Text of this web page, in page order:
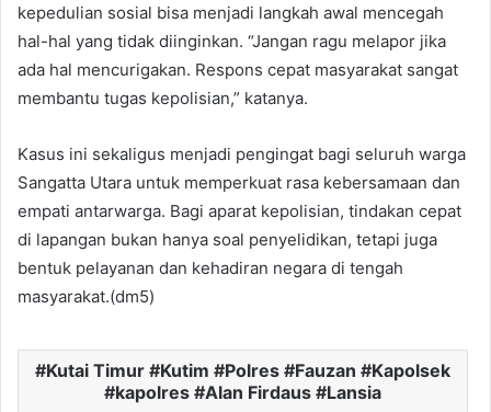
kepedulian sosial bisa menjadi langkah awal mencegah
hal-hal yang tidak diinginkan. “Jangan ragu melapor jika
ada hal mencurigakan. Respons cepat masyarakat sangat
membantu tugas kepolisian,” katanya.
Kasus ini sekaligus menjadi pengingat bagi seluruh warga
Sangatta Utara untuk memperkuat rasa kebersamaan dan
empati antarwarga. Bagi aparat kepolisian, tindakan cepat
di lapangan bukan hanya soal penyelidikan, tetapi juga
bentuk pelayanan dan kehadiran negara di tengah
masyarakat.(dm5)
Kutai Timur #Kutim #Polres #Fauzan #Kapolsek
#kapolres #Alan Firdaus #Lansia